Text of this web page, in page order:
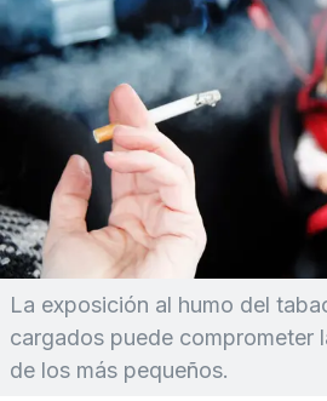
La exposición al humo del
cargados puede comprometer
de los más pequeños.